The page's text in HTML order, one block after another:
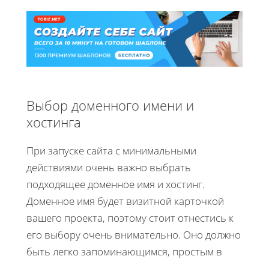
Выбор доменного имени и
хостинга
При запуске сайта с минимальными
действиями очень важно выбрать
подходящее доменное имя и хостинг.
Доменное имя будет визитной карточкой
вашего проекта, поэтому стоит отнестись к
его выбору очень внимательно. Оно должно
быть легко запоминающимся, простым в